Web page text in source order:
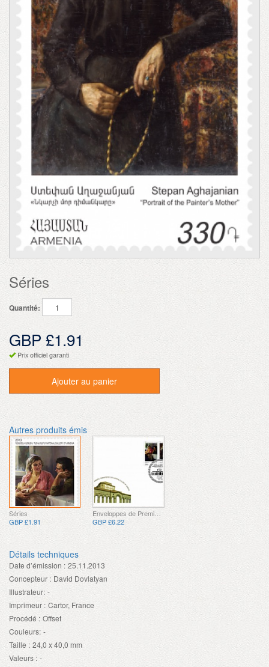
Séries
Quantité:
GBP £1.91
Prix officiel garanti
Ajouter au panier
Autres produits émis
Séries
GBP £1.91
GBP £6.22
Détails techniques
Date d’émission : 25.11.2013
Concepteur : David Dovlatyan
Illustrateur: -
Imprimeur : Cartor, France
Procédé : Offset
Couleurs: -
Taille : 24,0 x 40,0 mm
Valeurs : -